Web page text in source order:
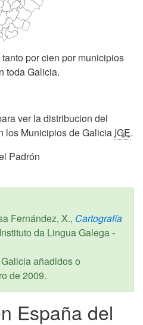
por cien por municipios
toda Galicia.
ver la distribucion del
los Municipios de Galicia IGE.
Padrón
Fernández, X., Cartografía
Instituto da Lingua Galega -
añadidos o
de 2009.
España del